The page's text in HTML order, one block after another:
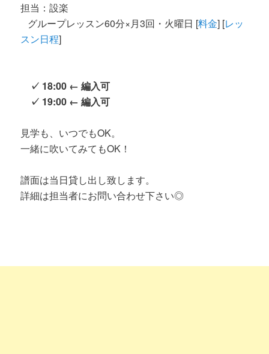
担当：設楽
グループレッスン60分×月3回・火曜日 [料金] [レッ
スン日程]
✓ 18:00 ← 編入可
✓ 19:00 ← 編入可
見学も、いつでもOK。
一緒に吹いてみてもOK！
譜面は当日貸し出し致します。
詳細は担当者にお問い合わせ下さい◎